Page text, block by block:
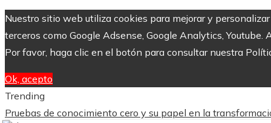
Nuestro sitio web utiliza cookies para mejorar y
terceros como Google Adsense, Google Analytics,
Por favor, haga clic en el botón para consultar nuestra
Ok, acepto
Trending
Pruebas de conocimiento cero y su papel en la